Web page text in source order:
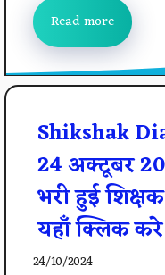
Read more
Shikshak
24 अक्टूबर
भरी हुई
यहाँ क्लिक
24/10/2024